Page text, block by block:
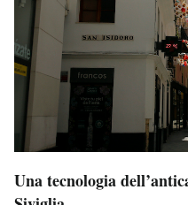
Una tecnologia